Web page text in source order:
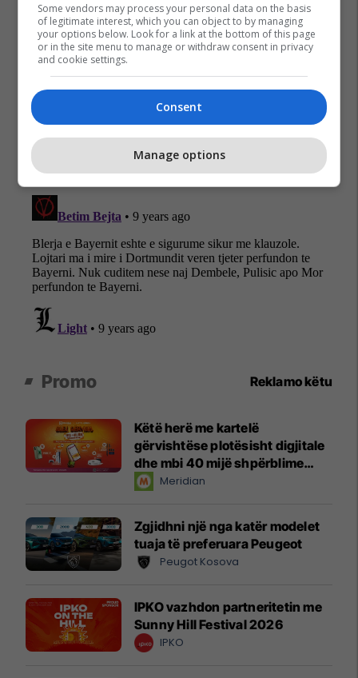
Promo Reklamo këtu
Këtë herë me kartelë
gërvishtëse plotësisht digjitale
dhe mbi 40 mijë shpërblime
instant!Meridian
Zgjidhni një nga katër modelet
tuaja të preferuara Peugeot
Peugot Kosova
IPKO vazhdon partneritetin me
Sunny Hill Festival 2026
IPKO
Some vendors may process your personal data on the basis
of legitimate interest, which you can object to by managing
your options below. Look for a link at the bottom of this page
or in the site menu to manage or withdraw consent in privacy
and cookie settings.
Consent
Manage options